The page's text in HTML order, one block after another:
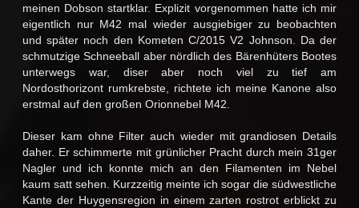
meinen Dobson startklar. Explizit vorgenommen hatte ich mir
eigentlich nur M42 mal wieder ausgiebiger zu beobachten
und später noch den Kometen C/2015 V2 Johnson. Da der
schmutzige Schneeball aber nördlich des Bärenhüters Bootes
unterwegs war, diser aber noch viel zu tief am
Nordosthorizont rumkrebste, richtete ich meine Kanone also
erstmal auf den großen Orionnebel M42.
Dieser kam ohne Filter auch wieder mit grandiosen Details
daher. Er schimmerte mit grünlicher Pracht durch mein 31ger
Nagler und ich konnte mich an den Filamenten im Nebel
kaum satt sehen. Kurzzeitig meinte ich sogar die südwestliche
Kante der Huygensregion in einem zarten rostrot erblickt zu